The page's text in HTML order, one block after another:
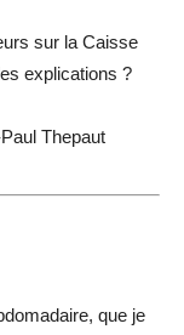
sur la Caisse
explications ?
Thepaut
que je